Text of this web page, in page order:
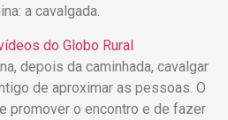
a cavalgada.
do Globo Rural
depois da caminhada, cavalgar
de aproximar as pessoas. O
promover o encontro e de fazer